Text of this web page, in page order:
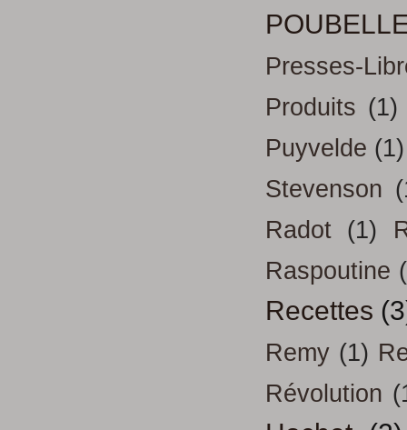
Presses-
Produits (1)
Puyvelde (1)
Stevenson
Radot (1)
Raspoutine
Recettes
Remy (1)
Révolution